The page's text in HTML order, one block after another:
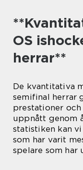
OS
herrar**
De kvantitativa
semifinal herrar
prestationer
uppnått genom
statistiken kan
som har varit
spelare som har